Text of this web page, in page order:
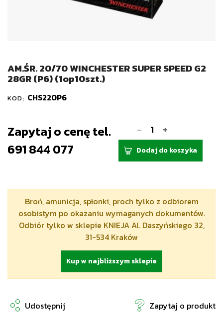
AM.ŚR. 20/70 WINCHESTER SUPER SPEED G2
28GR (P6) (1op10szt.)
KOD: CHS220P6
Zapytaj o cenę tel.
691 844 077
- +
Dodaj do koszyka
Broń, amunicja, spłonki, proch tylko z odbiorem
osobistym po okazaniu wymaganych dokumentów.
Odbiór tylko w sklepie KNIEJA Al. Daszyńskiego 32,
31-534 Kraków
Kup w najbliższym sklepie
Udostępnij
Zapytaj o produkt